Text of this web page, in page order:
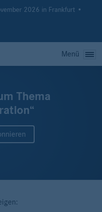
2026 in Frankfurt •
Menü
Thema